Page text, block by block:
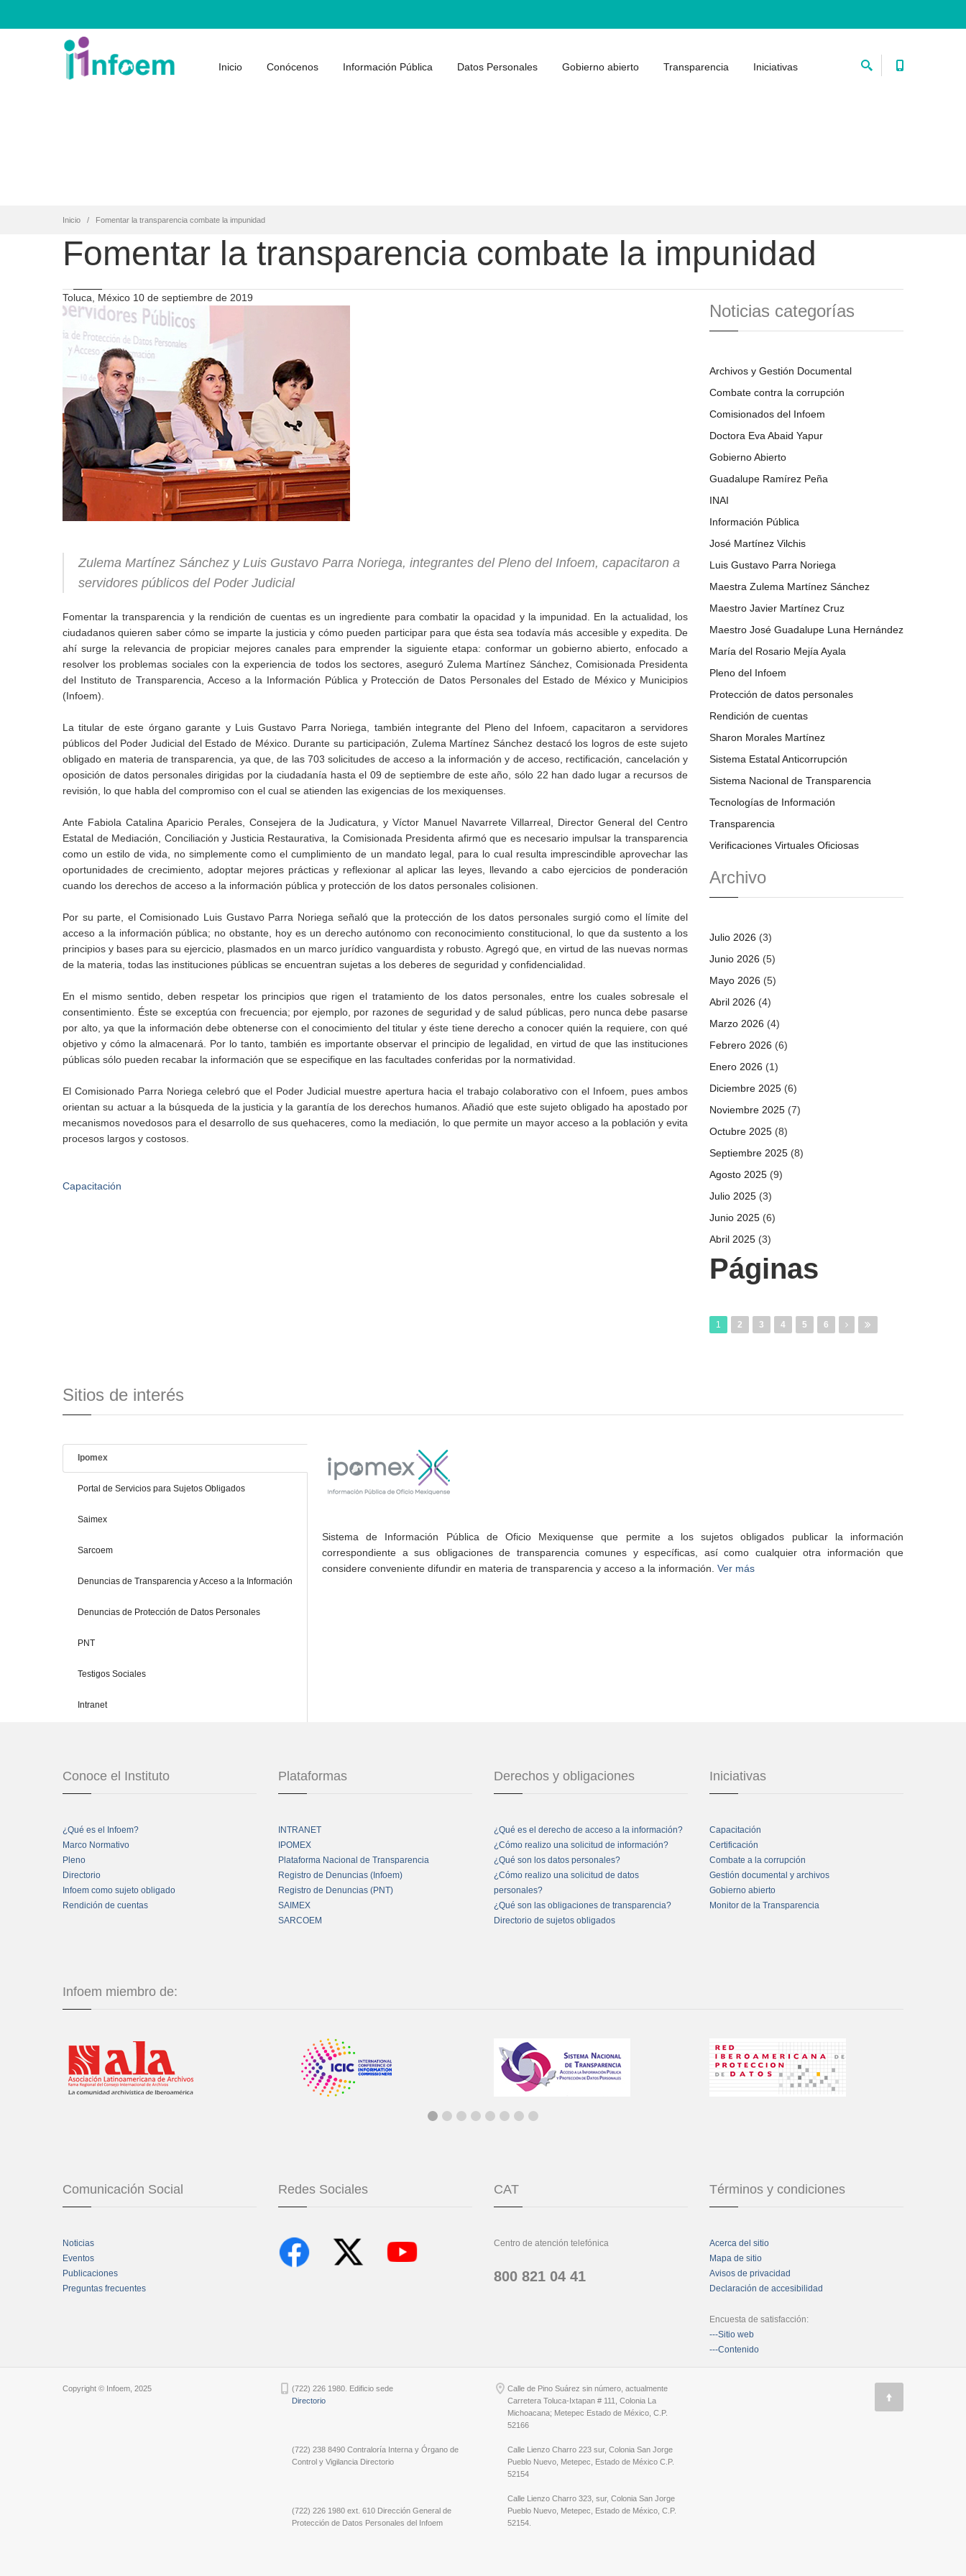
Inicio Conócenos Información Pública Datos Personales Gobierno abierto Transparencia Iniciativas
Inicio Fomentar la transparencia combate la impunidad
Fomentar la transparencia combate la impunidad
Toluca, México 10 de septiembre de 2019
Zulema Martínez Sánchez y Luis Gustavo Parra Noriega, integrantes del Pleno del Infoem, capacitaron a
servidores públicos del Poder Judicial
Fomentar la transparencia y la rendición de cuentas es un ingrediente para combatir la opacidad y la impunidad. En la actualidad, los
ciudadanos quieren saber cómo se imparte la justicia y cómo pueden participar para que ésta sea todavía más accesible y expedita. De
ahí surge la relevancia de propiciar mejores canales para emprender la siguiente etapa: conformar un gobierno abierto, enfocado a
resolver los problemas sociales con la experiencia de todos los sectores, aseguró Zulema Martínez Sánchez, Comisionada Presidenta
del Instituto de Transparencia, Acceso a la Información Pública y Protección de Datos Personales del Estado de México y Municipios
(Infoem).
La titular de este órgano garante y Luis Gustavo Parra Noriega, también integrante del Pleno del Infoem, capacitaron a servidores
públicos del Poder Judicial del Estado de México. Durante su participación, Zulema Martínez Sánchez destacó los logros de este sujeto
obligado en materia de transparencia, ya que, de las 703 solicitudes de acceso a la información y de acceso, rectificación, cancelación y
oposición de datos personales dirigidas por la ciudadanía hasta el 09 de septiembre de este año, sólo 22 han dado lugar a recursos de
revisión, lo que habla del compromiso con el cual se atienden las exigencias de los mexiquenses.
Ante Fabiola Catalina Aparicio Perales, Consejera de la Judicatura, y Víctor Manuel Navarrete Villarreal, Director General del Centro
Estatal de Mediación, Conciliación y Justicia Restaurativa, la Comisionada Presidenta afirmó que es necesario impulsar la transparencia
como un estilo de vida, no simplemente como el cumplimiento de un mandato legal, para lo cual resulta imprescindible aprovechar las
oportunidades de crecimiento, adoptar mejores prácticas y reflexionar al aplicar las leyes, llevando a cabo ejercicios de ponderación
cuando los derechos de acceso a la información pública y protección de los datos personales colisionen.
Por su parte, el Comisionado Luis Gustavo Parra Noriega señaló que la protección de los datos personales surgió como el límite del
acceso a la información pública; no obstante, hoy es un derecho autónomo con reconocimiento constitucional, lo que da sustento a los
principios y bases para su ejercicio, plasmados en un marco jurídico vanguardista y robusto. Agregó que, en virtud de las nuevas normas
de la materia, todas las instituciones públicas se encuentran sujetas a los deberes de seguridad y confidencialidad.
En el mismo sentido, deben respetar los principios que rigen el tratamiento de los datos personales, entre los cuales sobresale el
consentimiento. Éste se exceptúa con frecuencia; por ejemplo, por razones de seguridad y de salud públicas, pero nunca debe pasarse
por alto, ya que la información debe obtenerse con el conocimiento del titular y éste tiene derecho a conocer quién la requiere, con qué
objetivo y cómo la almacenará. Por lo tanto, también es importante observar el principio de legalidad, en virtud de que las instituciones
públicas sólo pueden recabar la información que se especifique en las facultades conferidas por la normatividad.
El Comisionado Parra Noriega celebró que el Poder Judicial muestre apertura hacia el trabajo colaborativo con el Infoem, pues ambos
orientan su actuar a la búsqueda de la justicia y la garantía de los derechos humanos. Añadió que este sujeto obligado ha apostado por
mecanismos novedosos para el desarrollo de sus quehaceres, como la mediación, lo que permite un mayor acceso a la población y evita
procesos largos y costosos.
Capacitación
Noticias categorías
Archivos y Gestión Documental
Combate contra la corrupción
Comisionados del Infoem
Doctora Eva Abaid Yapur
Gobierno Abierto
Guadalupe Ramírez Peña
INAI
Información Pública
José Martínez Vilchis
Luis Gustavo Parra Noriega
Maestra Zulema Martínez Sánchez
Maestro Javier Martínez Cruz
Maestro José Guadalupe Luna Hernández
María del Rosario Mejía Ayala
Pleno del Infoem
Protección de datos personales
Rendición de cuentas
Sharon Morales Martínez
Sistema Estatal Anticorrupción
Sistema Nacional de Transparencia
Tecnologías de Información
Transparencia
Verificaciones Virtuales Oficiosas
Archivo
Julio 2026 (3)
Junio 2026 (5)
Mayo 2026 (5)
Abril 2026 (4)
Marzo 2026 (4)
Febrero 2026 (6)
Enero 2026 (1)
Diciembre 2025 (6)
Noviembre 2025 (7)
Octubre 2025 (8)
Septiembre 2025 (8)
Agosto 2025 (9)
Julio 2025 (3)
Junio 2025 (6)
Abril 2025 (3)
Páginas
1 2 3 4 5 6
Sitios de interés
Ipomex
Portal de Servicios para Sujetos Obligados
Saimex
Sarcoem
Denuncias de Transparencia y Acceso a la Información
Denuncias de Protección de Datos Personales
PNT
Testigos Sociales
Intranet
Sistema de Información Pública de Oficio Mexiquense que permite a los sujetos obligados publicar la información
correspondiente a sus obligaciones de transparencia comunes y específicas, así como cualquier otra información que
considere conveniente difundir en materia de transparencia y acceso a la información. Ver más
Conoce el Instituto
¿Qué es el Infoem?
Marco Normativo
Pleno
Directorio
Infoem como sujeto obligado
Rendición de cuentas
Plataformas
INTRANET
IPOMEX
Plataforma Nacional de Transparencia
Registro de Denuncias (Infoem)
Registro de Denuncias (PNT)
SAIMEX
SARCOEM
Derechos y obligaciones
¿Qué es el derecho de acceso a la información?
¿Cómo realizo una solicitud de información?
¿Qué son los datos personales?
¿Cómo realizo una solicitud de datos
personales?
¿Qué son las obligaciones de transparencia?
Directorio de sujetos obligados
Iniciativas
Capacitación
Certificación
Combate a la corrupción
Gestión documental y archivos
Gobierno abierto
Monitor de la Transparencia
Infoem miembro de:
Comunicación Social
Noticias
Eventos
Publicaciones
Preguntas frecuentes
Redes Sociales CAT
Centro de atención telefónica
800 821 04 41
Términos y condiciones
Acerca del sitio
Mapa de sitio
Avisos de privacidad
Declaración de accesibilidad
Encuesta de satisfacción:
---Sitio web
---Contenido
Copyright © Infoem, 2025
(722) 226 1980. Edificio sede
Directorio
(722) 238 8490 Contraloría Interna y Órgano de
Control y Vigilancia Directorio
(722) 226 1980 ext. 610 Dirección General de
Protección de Datos Personales del Infoem
Calle de Pino Suárez sin número, actualmente
Carretera Toluca-Ixtapan # 111, Colonia La
Michoacana; Metepec Estado de México, C.P.
52166
Calle Lienzo Charro 223 sur, Colonia San Jorge
Pueblo Nuevo, Metepec, Estado de México C.P.
52154
Calle Lienzo Charro 323, sur, Colonia San Jorge
Pueblo Nuevo, Metepec, Estado de México, C.P.
52154.